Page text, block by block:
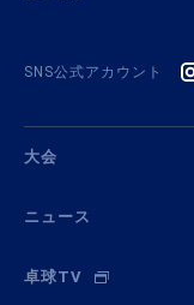
SNS公式アカウント
大会
ニュース
卓球TV